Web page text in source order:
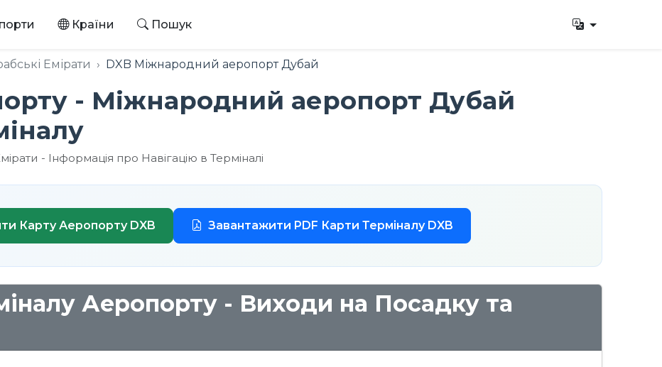
Країни Пошук
Емірати DXB Міжнародний аеропорт Дубай
- Міжнародний аеропорт Дубай
- Інформація про Навігацію в Терміналі
Карту Аеропорту DXB Завантажити PDF Карти Терміналу DXB
Аеропорту - Виходи на Посадку та